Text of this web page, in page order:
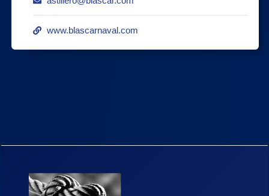
www.blascarnaval.com